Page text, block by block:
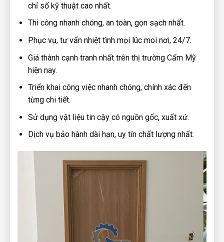
chỉ số kỹ thuật cao nhất.
Thi công nhanh chóng, an toàn, gọn sạch nhất.
Phục vụ, tư vấn nhiệt tình mọi lúc moi nơi, 24/7.
Giá thành cạnh tranh nhất trên thị trường Cẩm Mỹ
hiện nay.
Triển khai công việc nhanh chóng, chính xác đến
từng chi tiết.
Sử dụng vật liệu tin cậy có nguồn gốc, xuất xứ.
Dịch vụ bảo hành dài hạn, uy tín chất lượng nhất.